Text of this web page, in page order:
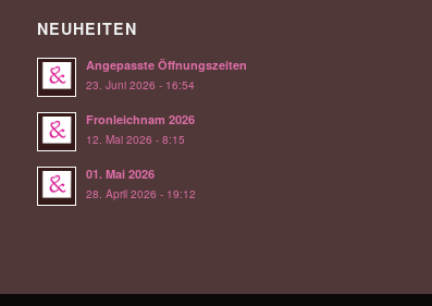
NEUHEITEN
Angepasste Öffnungszeiten
23. Juni 2026 - 16:54
Fronleichnam 2026
12. Mai 2026 - 8:15
01. Mai 2026
28. April 2026 - 19:12